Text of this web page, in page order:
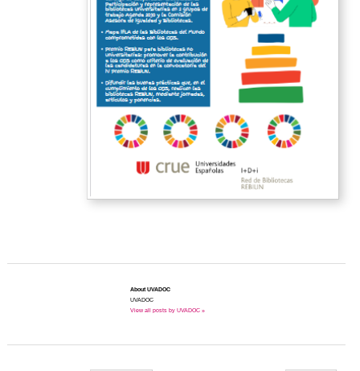
About UVADOC
UVADOC
View all posts by UVADOC »